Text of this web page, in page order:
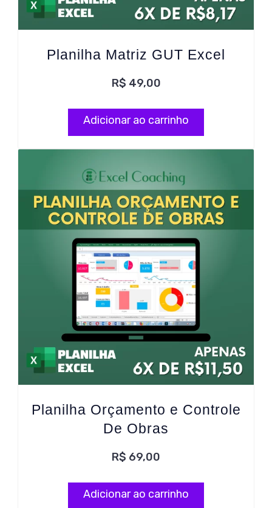
Planilha Matriz GUT Excel
R$ 49,00
Adicionar ao carrinho
Planilha Orçamento e Controle
De Obras
R$ 69,00
Adicionar ao carrinho